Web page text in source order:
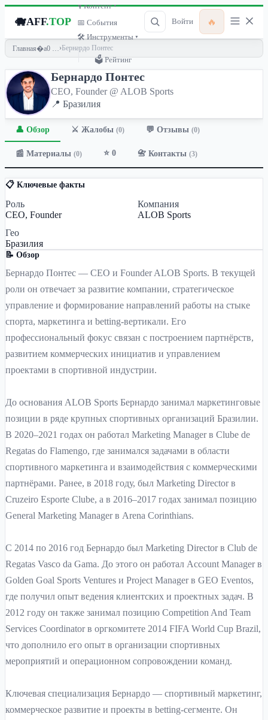
🐗AFF.TOP
🎙 Контент ▾
📅 События
🛠 Инструменты ▾
🗳 Рейтинг
Войти 🔥
Главная › Бернардо Понтес
Бернардо Понтес
CEO, Founder @ ALOB Sports
📍 Бразилия
👤 Обзор ⚔️ Жалобы (0) 💬 Отзывы (0)
📰 Материалы (0) ⭐ 0 📇 Контакты (3)
📋 Ключевые факты
Роль
CEO, Founder
Компания
ALOB Sports
Гео
Бразилия
📝 Обзор
Бернардо Понтес — CEO и Founder ALOB Sports. В текущей
роли он отвечает за развитие компании, стратегическое
управление и формирование направлений работы на стыке
спорта, маркетинга и betting-вертикали. Его
профессиональный фокус связан с построением партнёрств,
развитием коммерческих инициатив и управлением
проектами в спортивной индустрии.
До основания ALOB Sports Бернардо занимал маркетинговые
позиции в ряде крупных спортивных организаций Бразилии.
В 2020–2021 годах он работал Marketing Manager в Clube de
Regatas do Flamengo, где занимался задачами в области
спортивного маркетинга и взаимодействия с коммерческими
партнёрами. Ранее, в 2018 году, был Marketing Director в
Cruzeiro Esporte Clube, а в 2016–2017 годах занимал позицию
General Marketing Manager в Arena Corinthians.
С 2014 по 2016 год Бернардо был Marketing Director в Club de
Regatas Vasco da Gama. До этого он работал Account Manager в
Golden Goal Sports Ventures и Project Manager в GEO Eventos,
где получил опыт ведения клиентских и проектных задач. В
2012 году он также занимал позицию Competition And Team
Services Coordinator в оргкомитете 2014 FIFA World Cup Brazil,
что дополнило его опыт в организации спортивных
мероприятий и операционном сопровождении команд.
Ключевая специализация Бернардо — спортивный маркетинг,
коммерческое развитие и проекты в betting-сегменте. Он